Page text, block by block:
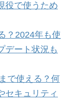
役で使うため
？2024年も使
デート状況も
で使える？何
セキュリティ